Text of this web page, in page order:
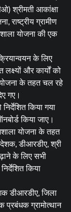
श्रीमती आकांक्षा
राष्ट्रीय ग्रामीण
योजना की एक
के लिए
और कार्यों को
के तहत चल रहे
गए।
किया गया
किया जाए।
योजना के तहत
डीआरडीए, श्री
के लिए सभी
किया
डीआरडीए, जिला
ग्रामोत्थान